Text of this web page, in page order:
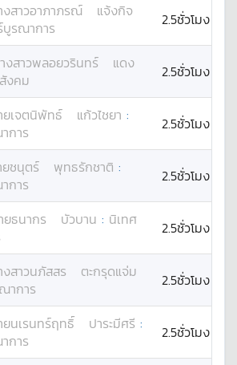
สาวอาภาภรณ์
แจ้งกิจ
บูรณาการ 2.5ชั่วโมง
งสาวพลอยวรินทร์
แดง
งคม 2.5ชั่วโมง
ยเจตนิพัทธ์ แก้วไชยา :
การ
2.5ชั่วโมง
ชนุตร์ พุทธรักชาติ :
การ
2.5ชั่วโมง
ยธนากร บัวบาน : นิเทศ
2.5ชั่วโมง
สาวนภัสสร
ตะกรุดแจ่ม
าการ 2.5ชั่วโมง
ยนเรนทร์ฤทธิ์ ปาระมีศรี :
การ
2.5ชั่วโมง